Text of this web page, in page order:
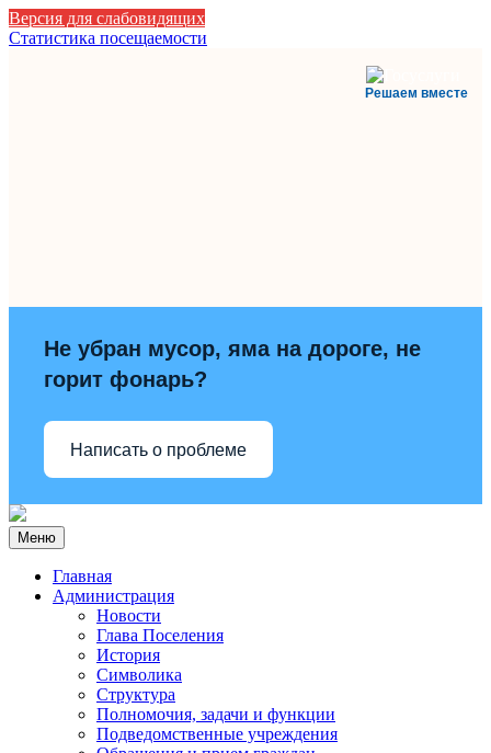
Версия для слабовидящих
Статистика посещаемости
Решаем вместе
Не убран мусор, яма на дороге, не
горит фонарь?
Написать о проблеме
Меню
Главная
Администрация
Новости
Глава Поселения
История
Символика
Структура
Полномочия, задачи и функции
Подведомственные учреждения